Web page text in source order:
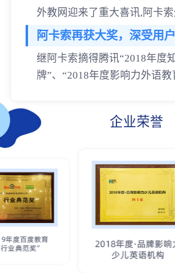
外教网迎来了重大喜讯,阿卡
阿卡索再获大奖，深受用
继阿卡索摘得腾讯“2018年度
牌”、“2018年度影响力外语教
企业荣誉